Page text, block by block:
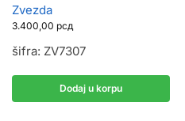
Zvezda
3.400,00 рсд
šifra: ZV7307
Dodaj u korpu